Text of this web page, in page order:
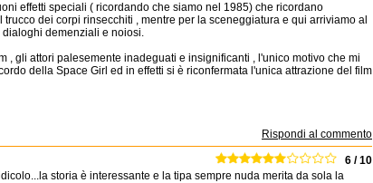
effetti speciali ( ricordando che siamo nel 1985) che ricordano
dei corpi rinsecchiti , mentre per la sceneggiatura e qui arriviamo al
demenziali e noiosi.
, gli attori palesemente inadeguati e insignificanti , l'unico motivo che mi
della Space Girl ed in effetti si è riconfermata l'unica attrazione del film
Rispondi al commento
6 / 10
storia è interessante e la tipa sempre nuda merita da sola la